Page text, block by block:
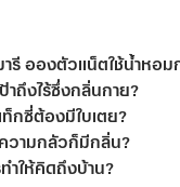
รี อองตัวแน็ตใช้น้ำหอ
าถึงไร้ซึ่งกลิ่นกาย?
กซี่ต้องมีใบเตย?
วามกลัวก็มีกลิ่น?
ำให้คิดถึงบ้าน?